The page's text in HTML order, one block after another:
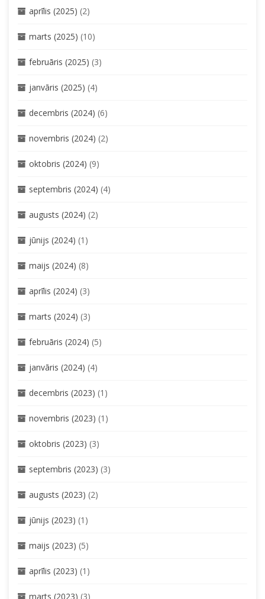
aprīlis (2025) (2)
marts (2025) (10)
februāris (2025) (3)
janvāris (2025) (4)
decembris (2024) (6)
novembris (2024) (2)
oktobris (2024) (9)
septembris (2024) (4)
augusts (2024) (2)
jūnijs (2024) (1)
maijs (2024) (8)
aprīlis (2024) (3)
marts (2024) (3)
februāris (2024) (5)
janvāris (2024) (4)
decembris (2023) (1)
novembris (2023) (1)
oktobris (2023) (3)
septembris (2023) (3)
augusts (2023) (2)
jūnijs (2023) (1)
maijs (2023) (5)
aprīlis (2023) (1)
marts (2023) (3)